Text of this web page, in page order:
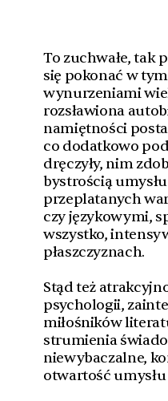
To zuchwałe, tak
się pokonać w
wynurzeniami
rozsławiona
namiętności
co dodatkowo
dręczyły, nim
bystrością
przeplatanych
czy językowymi,
wszystko,
płaszczyznach.
Stąd też
psychologii,
miłośników
strumienia
niewybaczalne,
otwartość umysłu